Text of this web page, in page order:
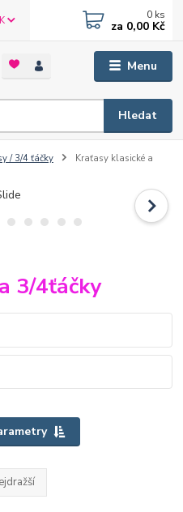
Menu
Hledat
0 ks
za 0,00 Kč
/ 3/4 ťáčky
Kraťasy klasické a
3/4ťáčky